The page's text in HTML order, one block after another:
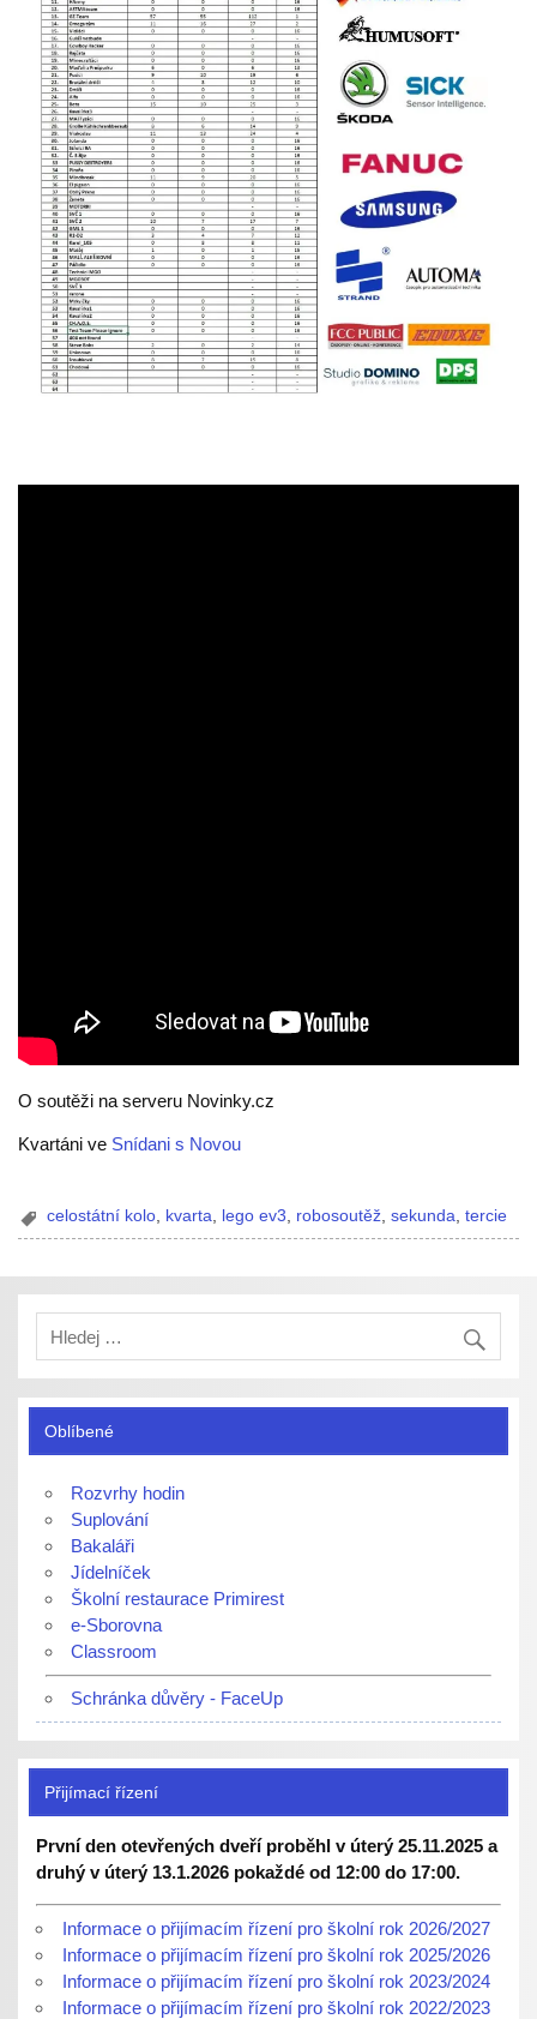
O soutěži na serveru Novinky.cz
Kvartáni ve Snídani s Novou
celostátní kolo, kvarta, lego ev3, robosoutěž,sekunda,tercie
Oblíbené
Rozvrhy hodin
Suplování
Bakaláři
Jídelníček
Školní restaurace Primirest
e-Sborovna
Classroom
Schránka důvěry - FaceUp
Přijímací řízení
První den otevřených dveří proběhl v úterý 25.11.2025 a
druhý v úterý 13.1.2026 pokaždé od 12:00 do 17:00.
Informace o přijímacím řízení pro školní rok 2026/2027
Informace o přijímacím řízení pro školní rok 2025/2026
Informace o přijímacím řízení pro školní rok 2023/2024
Informace o přijímacím řízení pro školní rok 2022/2023